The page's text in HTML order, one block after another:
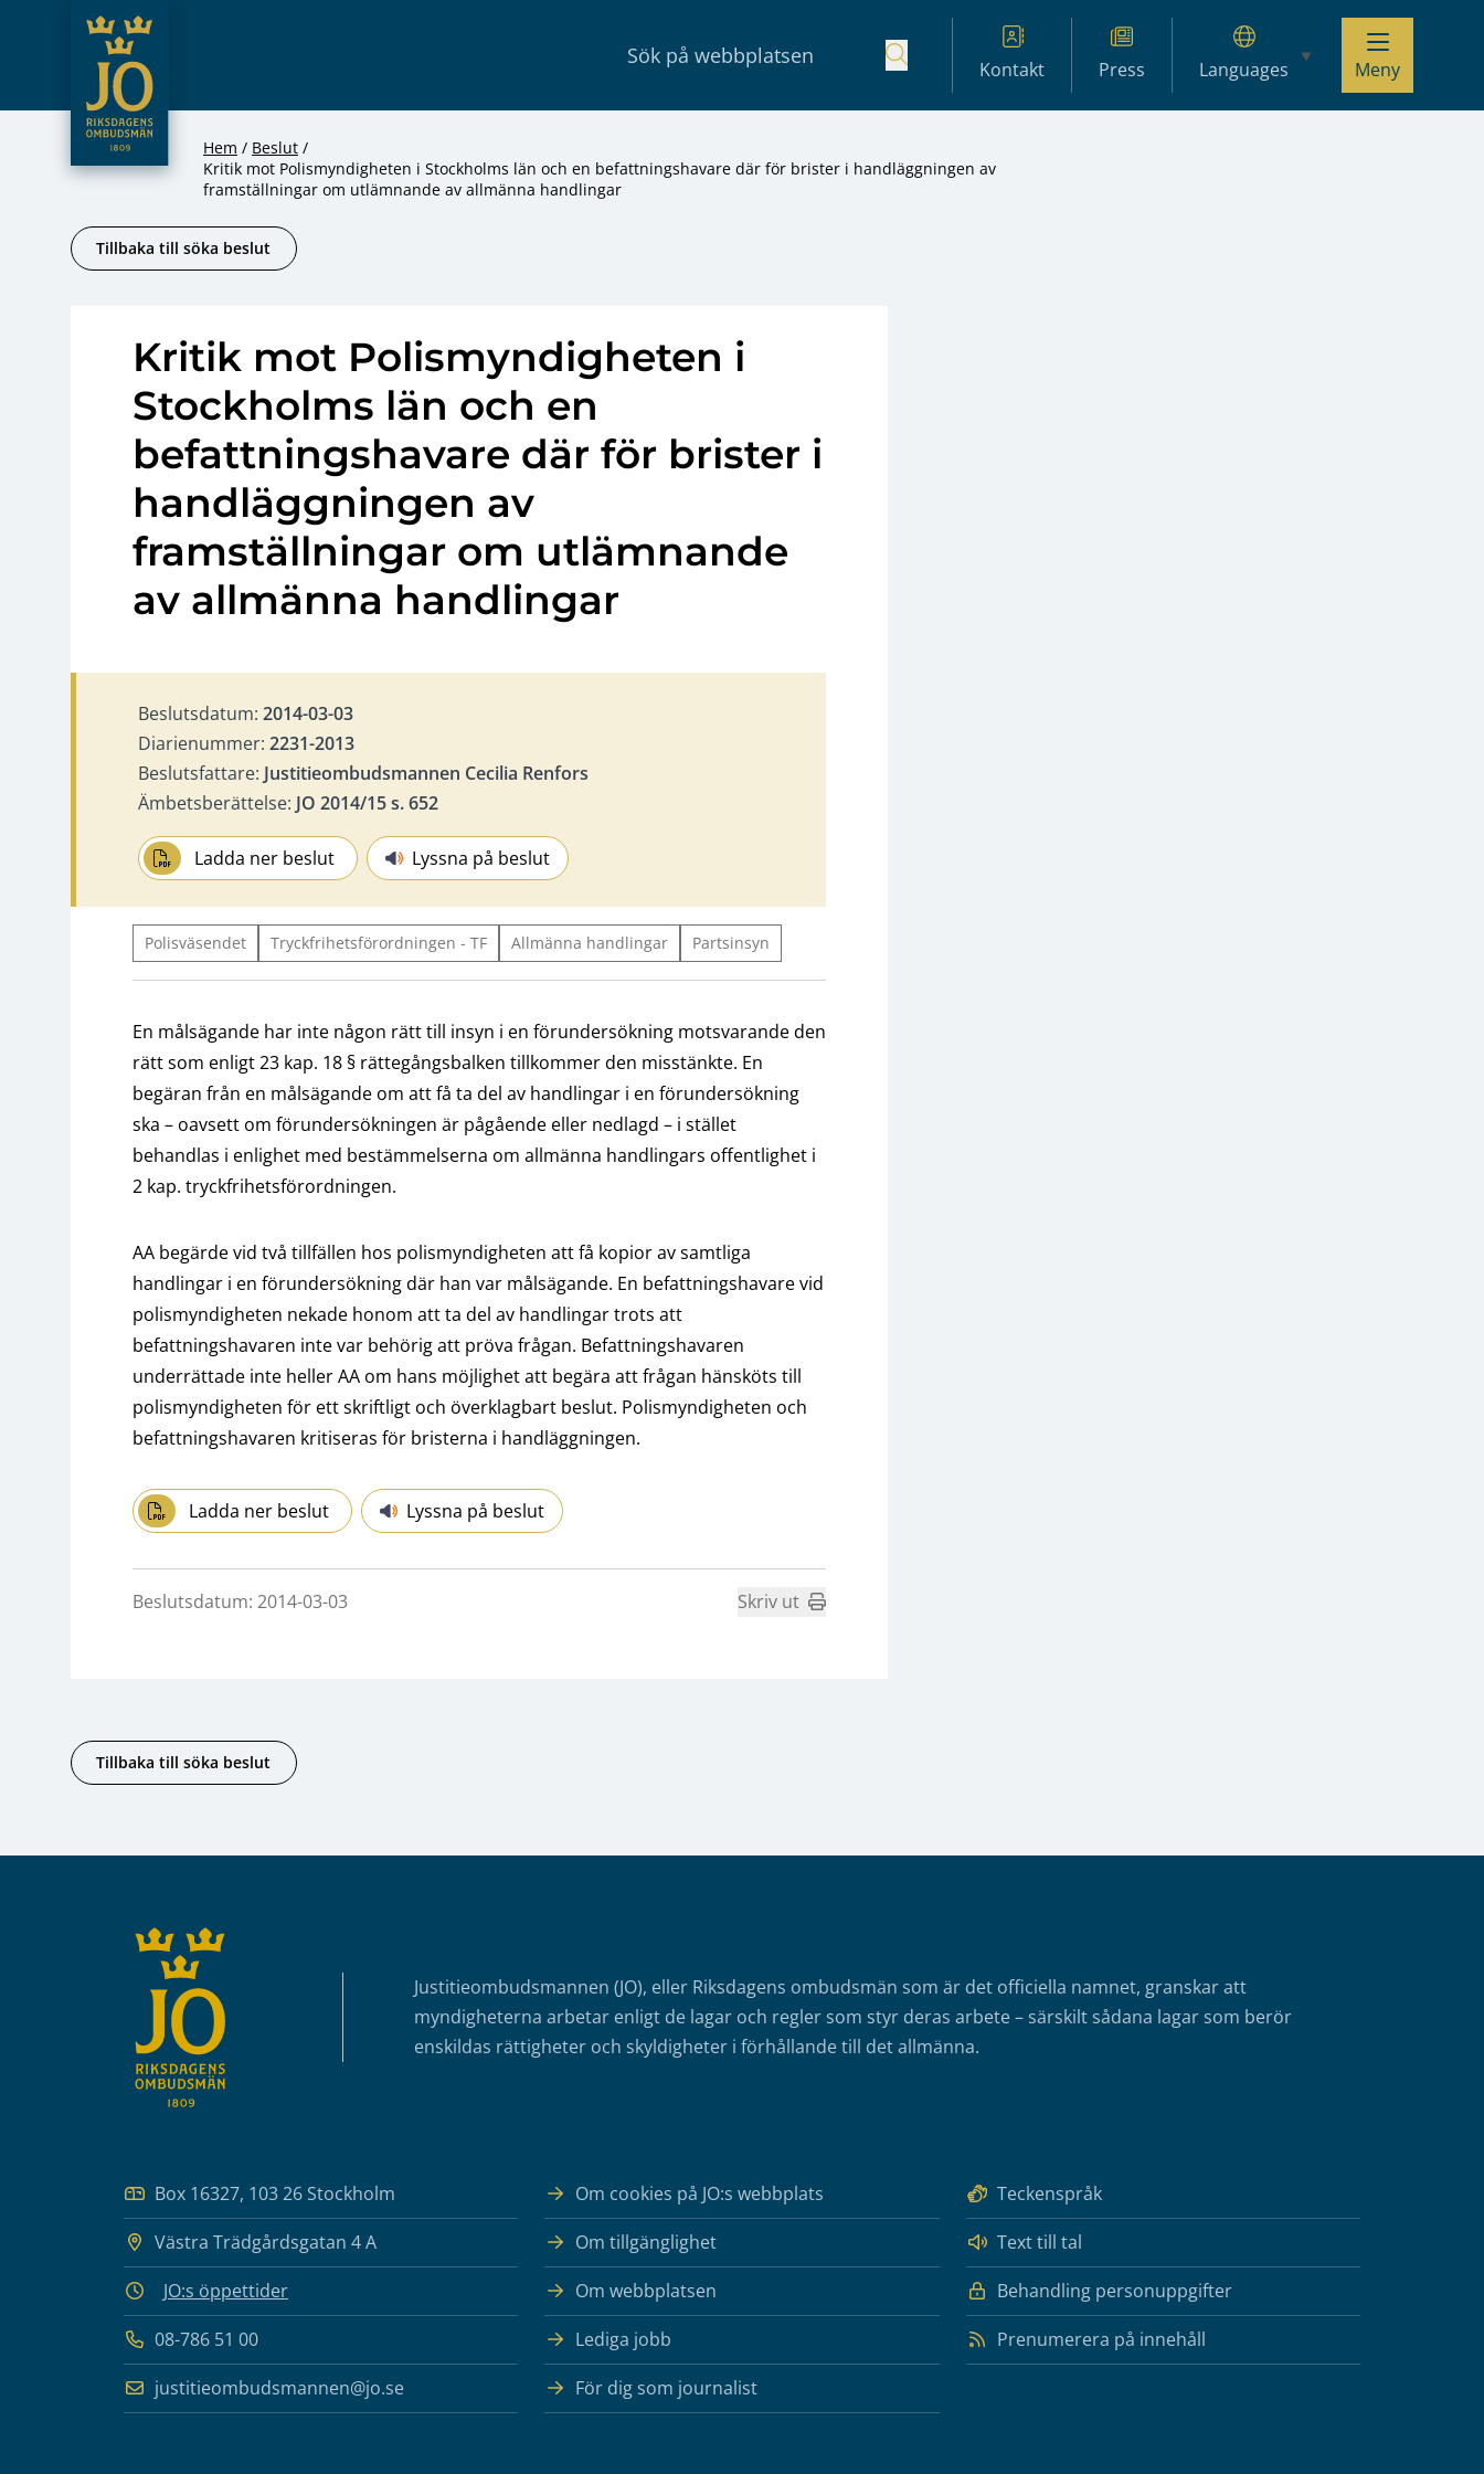
Hoppa till innehåll
JO – Riksdagens Ombudsmän
Kontakt Press Languages Meny
Hem
Beslut
Kritik mot Polismyndigheten i Stockholms län och en befattningshavare där för brister i handläggningen av
framställningar om utlämnande av allmänna handlingar
Tillbaka till söka beslut
Kritik mot Polismyndigheten i
Stockholms län och en
befattningshavare där för brister i
handläggningen av
framställningar om utlämnande
av allmänna handlingar
Beslutsdatum: 2014-03-03
Diarienummer: 2231-2013
Beslutsfattare: Justitieombudsmannen Cecilia Renfors
Ämbetsberättelse: JO 2014/15 s. 652
Ladda ner beslut Lyssna på beslut
Polisväsendet Tryckfrihetsförordningen - TF Allmänna handlingar Partsinsyn
En målsägande har inte någon rätt till insyn i en förundersökning motsvarande den
rätt som enligt 23 kap. 18 § rättegångsbalken tillkommer den misstänkte. En
begäran från en målsägande om att få ta del av handlingar i en förundersökning
ska – oavsett om förundersökningen är pågående eller nedlagd – i stället
behandlas i enlighet med bestämmelserna om allmänna handlingars offentlighet i
2 kap. tryckfrihetsförordningen.
AA begärde vid två tillfällen hos polismyndigheten att få kopior av samtliga
handlingar i en förundersökning där han var målsägande. En befattningshavare vid
polismyndigheten nekade honom att ta del av handlingar trots att
befattningshavaren inte var behörig att pröva frågan. Befattningshavaren
underrättade inte heller AA om hans möjlighet att begära att frågan hänsköts till
polismyndigheten för ett skriftligt och överklagbart beslut. Polismyndigheten och
befattningshavaren kritiseras för bristerna i handläggningen.
Ladda ner beslut Lyssna på beslut
Beslutsdatum: 2014-03-03 Skriv ut
Tillbaka till söka beslut
Justitieombudsmannen (JO), eller Riksdagens ombudsmän som är det officiella namnet, granskar att
myndigheterna arbetar enligt de lagar och regler som styr deras arbete – särskilt sådana lagar som berör
enskildas rättigheter och skyldigheter i förhållande till det allmänna.
Box 16327, 103 26 Stockholm
Västra Trädgårdsgatan 4 A
JO:s öppettider
08-786 51 00
justitieombudsmannen@jo.se
Om cookies på JO:s webbplats
Teckenspråk
Om tillgänglighet
Text till tal
Om webbplatsen
Behandling personuppgifter
Lediga jobb
Prenumerera på innehåll
För dig som journalist